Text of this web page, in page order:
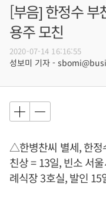
[부음] 한정수 부
용주 모친
2020-07-14 16:16:55
성보미 기자 -
△한병찬씨 별세, 한정
친상 = 13일, 빈소 서
례식장 3호실, 발인